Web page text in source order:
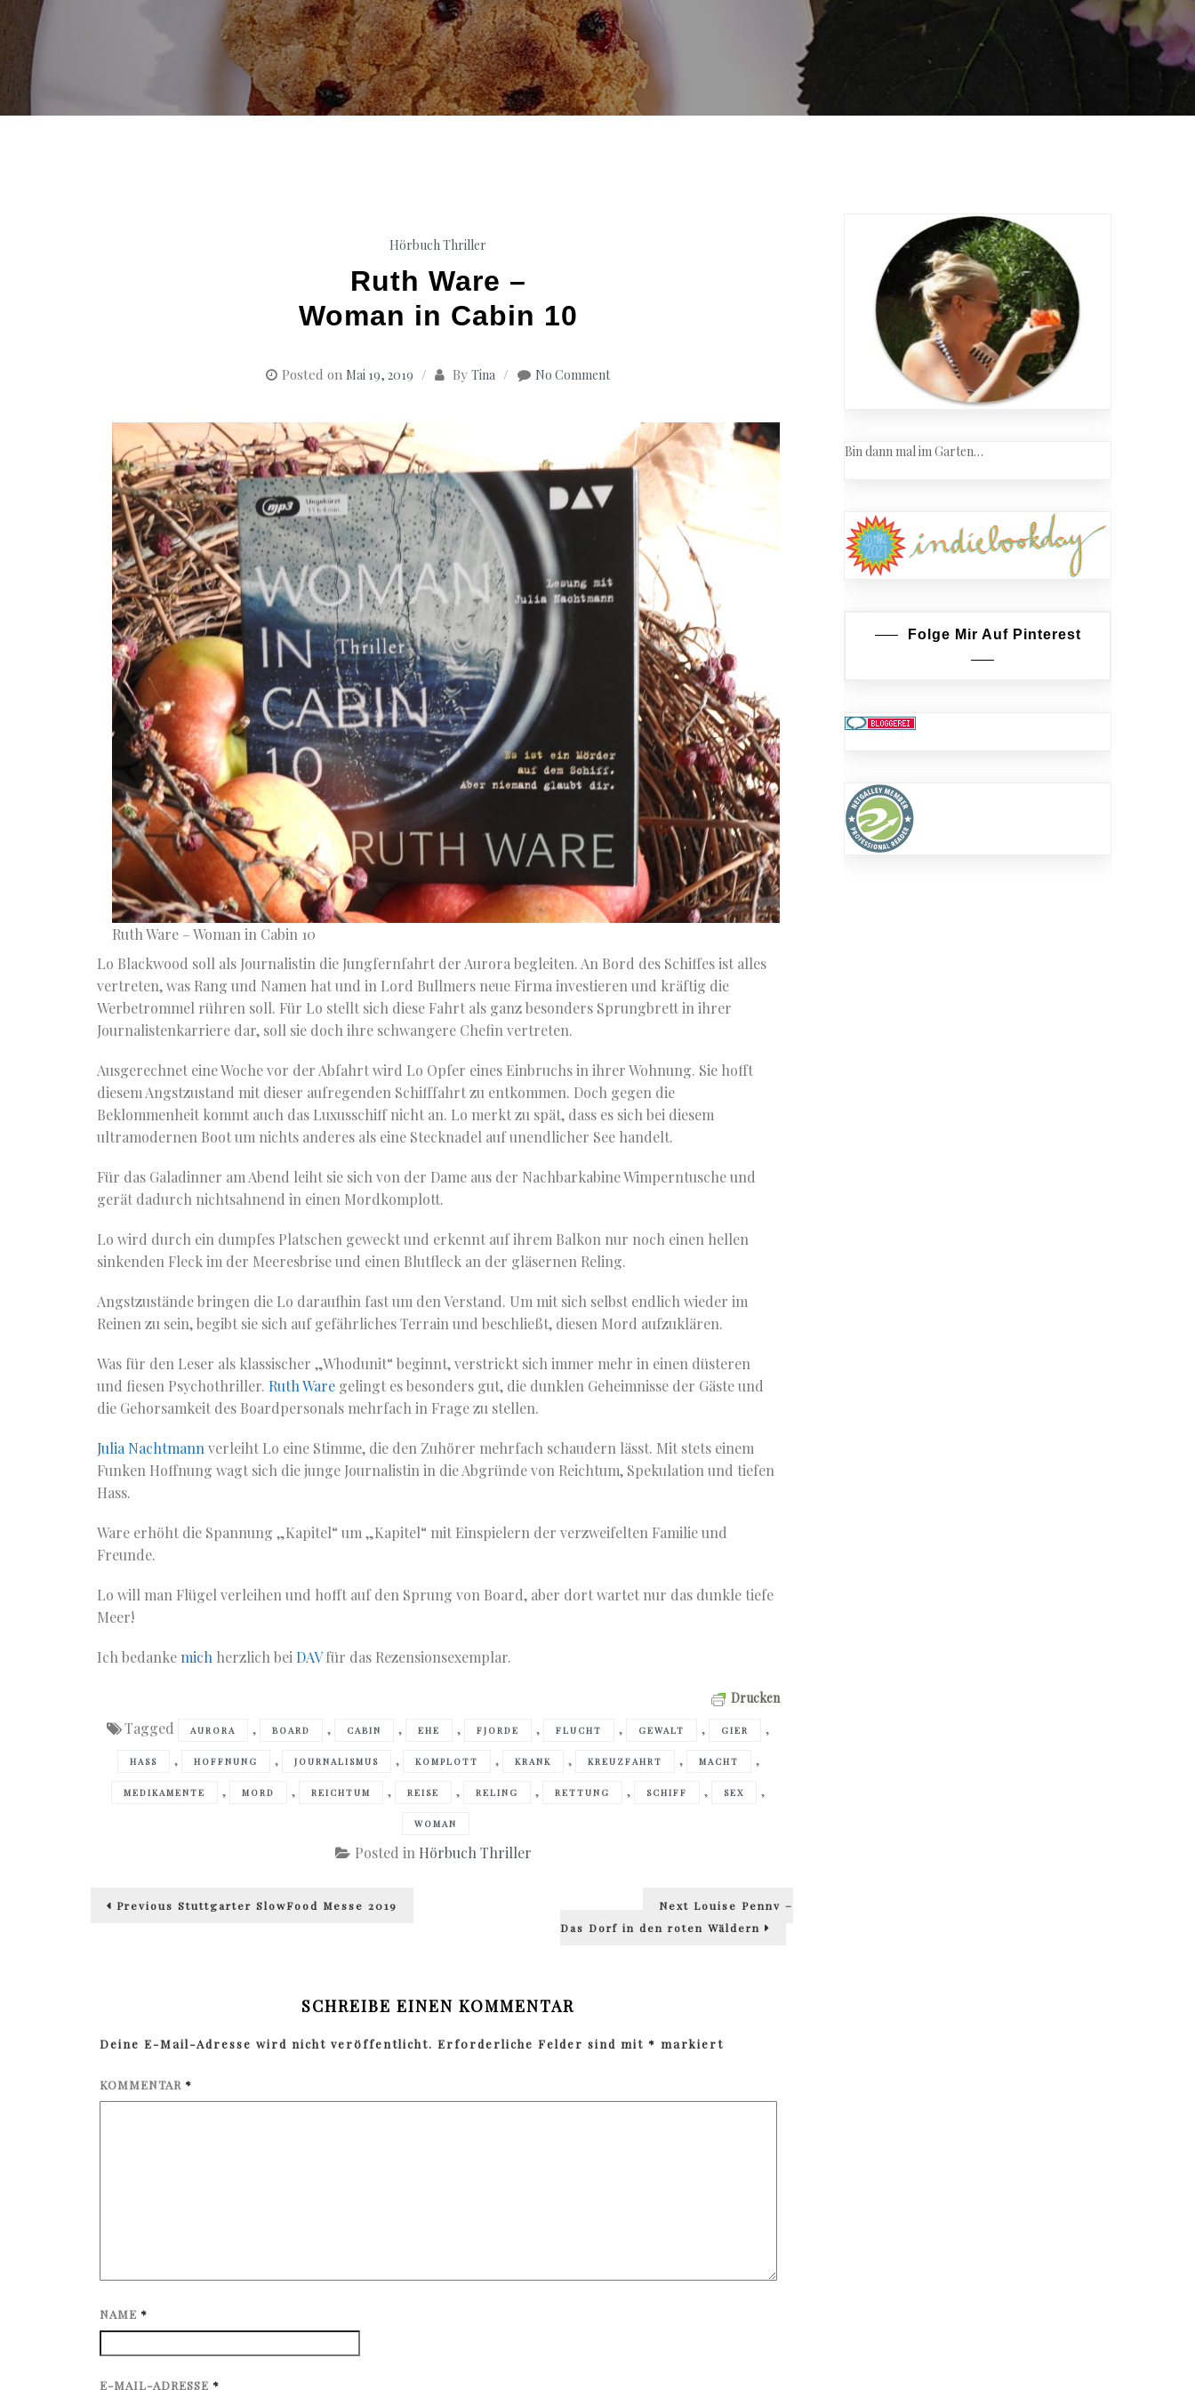
Hörbuch Thriller
Ruth Ware –
Woman in Cabin 10
Posted on Mai 19, 2019 By Tina No Comment
Ruth Ware – Woman in Cabin 10
Lo Blackwood soll als Journalistin die Jungfernfahrt der Aurora begleiten. An Bord des Schiffes ist alles
vertreten, was Rang und Namen hat und in Lord Bullmers neue Firma investieren und kräftig die
Werbetrommel rühren soll. Für Lo stellt sich diese Fahrt als ganz besonders Sprungbrett in ihrer
Journalistenkarriere dar, soll sie doch ihre schwangere Chefin vertreten.
Ausgerechnet eine Woche vor der Abfahrt wird Lo Opfer eines Einbruchs in ihrer Wohnung. Sie hofft
diesem Angstzustand mit dieser aufregenden Schifffahrt zu entkommen. Doch gegen die
Beklommenheit kommt auch das Luxusschiff nicht an. Lo merkt zu spät, dass es sich bei diesem
ultramodernen Boot um nichts anderes als eine Stecknadel auf unendlicher See handelt.
Für das Galadinner am Abend leiht sie sich von der Dame aus der Nachbarkabine Wimperntusche und
gerät dadurch nichtsahnend in einen Mordkomplott.
Lo wird durch ein dumpfes Platschen geweckt und erkennt auf ihrem Balkon nur noch einen hellen
sinkenden Fleck im der Meeresbrise und einen Blutfleck an der gläsernen Reling.
Angstzustände bringen die Lo daraufhin fast um den Verstand. Um mit sich selbst endlich wieder im
Reinen zu sein, begibt sie sich auf gefährliches Terrain und beschließt, diesen Mord aufzuklären.
Was für den Leser als klassischer „Whodunit“ beginnt, verstrickt sich immer mehr in einen düsteren
und fiesen Psychothriller. Ruth Ware gelingt es besonders gut, die dunklen Geheimnisse der Gäste und
die Gehorsamkeit des Boardpersonals mehrfach in Frage zu stellen.
Julia Nachtmann verleiht Lo eine Stimme, die den Zuhörer mehrfach schaudern lässt. Mit stets einem
Funken Hoffnung wagt sich die junge Journalistin in die Abgründe von Reichtum, Spekulation und tiefen
Hass.
Ware erhöht die Spannung „Kapitel“ um „Kapitel“ mit Einspielern der verzweifelten Familie und
Freunde.
Lo will man Flügel verleihen und hofft auf den Sprung von Board, aber dort wartet nur das dunkle tiefe
Meer!
Ich bedankemich herzlich bei DAVfür das Rezensionsexemplar.
Drucken
Tagged AURORA , BOARD , CABIN , EHE , FJORDE , FLUCHT , GEWALT , GIER ,
HASS , HOFFNUNG , JOURNALISMUS , KOMPLOTT , KRANK , KREUZFAHRT , MACHT ,
MEDIKAMENTE , MORD , REICHTUM , REISE , RELING , RETTUNG , SCHIFF , SEX ,
WOMAN
Posted in Hörbuch Thriller
Beitragsnavigation
Previous Previous
Stuttgarter SlowFood Messe 2019 Next Next
Louise Penny –
Das Dorf in den roten Wäldern
SCHREIBE EINEN KOMMENTAR
Deine E-Mail-Adresse wird nicht veröffentlicht. Erforderliche Felder sind mit * markiert
KOMMENTAR *
NAME *
E-MAIL-ADRESSE *
Bin dann mal im Garten…
Folge Mir Auf Pinterest